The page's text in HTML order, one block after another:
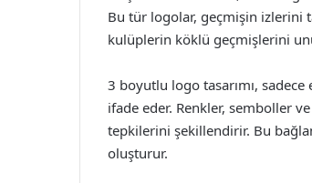
Bu tür logolar, geçmişin izlerini
kulüplerin köklü geçmişlerini
3 boyutlu logo tasarımı,
ifade eder. Renkler, semboller
tepkilerini şekillendirir. Bu
oluşturur.